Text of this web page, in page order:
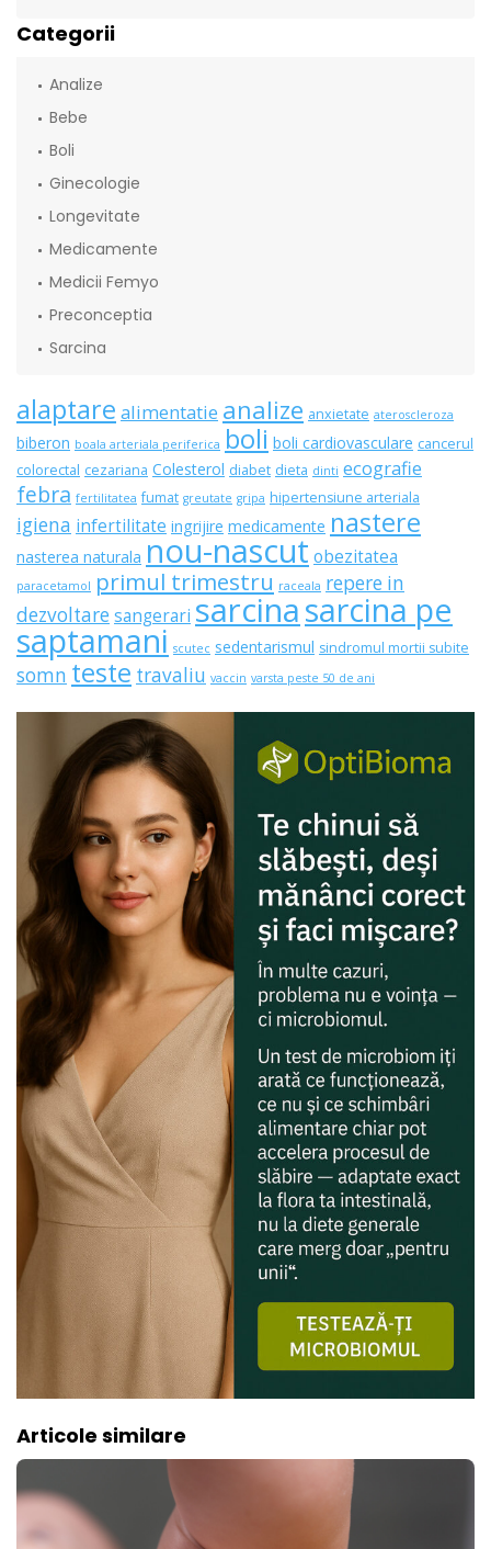
Categorii
Analize
Bebe
Boli
Ginecologie
Longevitate
Medicamente
Medicii Femyo
Preconceptia
Sarcina
alaptare alimentatie analize anxietate ateroscleroza
biberon boala arteriala periferica boli boli cardiovasculare cancerul
colorectal cezariana Colesterol diabet dieta dinti ecografie
febra fertilitatea fumat greutate gripa hipertensiune arteriala
igiena infertilitate ingrijire medicamente nastere
nasterea naturala nou-nascut obezitatea
paracetamol primul trimestru raceala repere in
dezvoltare sangerari sarcinasarcina pe
saptamani scutec sedentarismul sindromul mortii subite
somn teste travaliu vaccin varsta peste 50 de ani
Articole similare